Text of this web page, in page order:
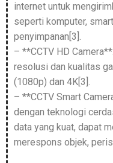
internet untuk
seperti komputer,
penyimpanan[3].
– **CCTV HD
resolusi dan kualitas
(1080p) dan 4K[3].
– **CCTV Smart
dengan teknologi
data yang kuat, dapat
merespons objek,